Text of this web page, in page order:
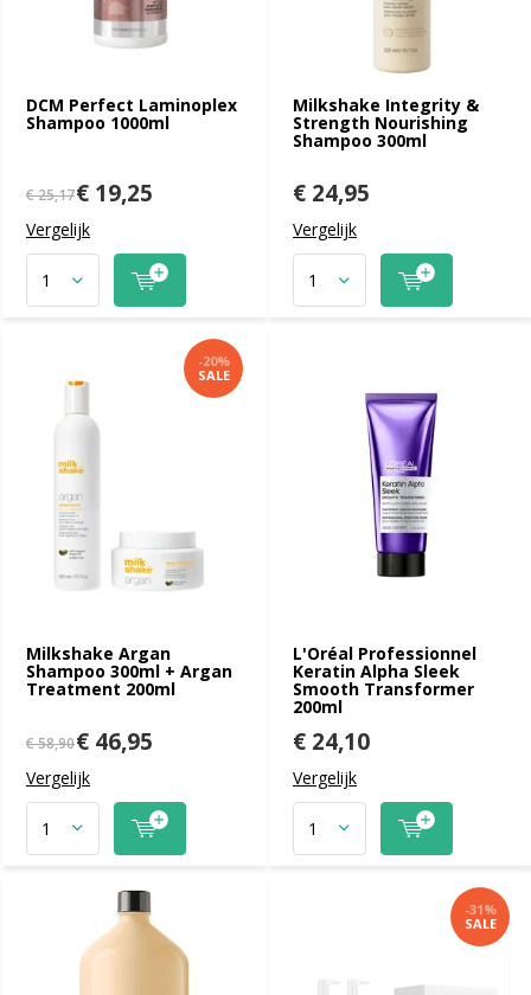
DCM Perfect Laminoplex
Shampoo 1000ml
€ 25,17€ 19,25
Vergelijk
Milkshake Integrity &
Strength Nourishing
Shampoo 300ml
€ 24,95
Vergelijk
Milkshake Argan
Shampoo 300ml + Argan
Treatment 200ml
-20%
SALE
€ 58,90€ 46,95
Vergelijk
L'Oréal Professionnel
Keratin Alpha Sleek
Smooth Transformer
200ml
€ 24,10
Vergelijk
-31%
SALE